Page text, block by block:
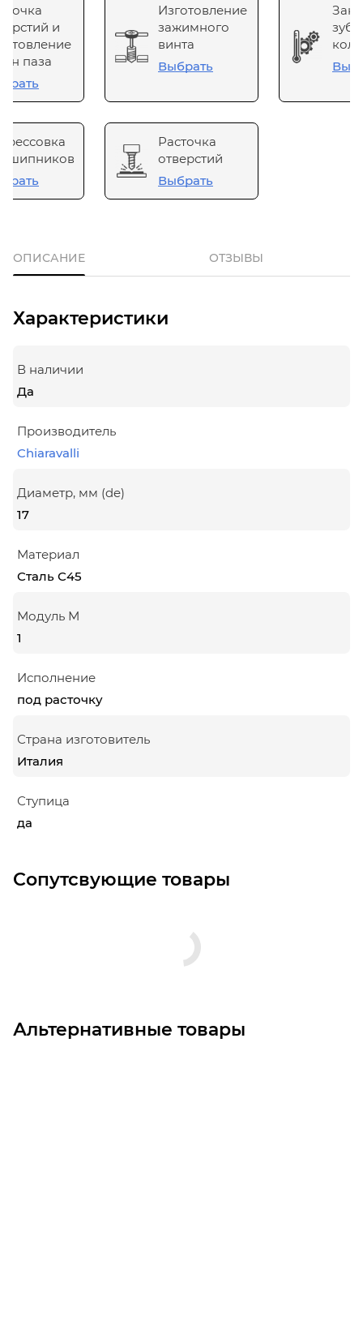
и
паза
Изготовление
зажимного
винта
Выбрать
Расточка
отверстий
Выбрать
ОПИСАНИЕ ОТЗЫВЫ
Характеристики
В наличии
Да
Производитель
Chiaravalli
Диаметр, мм (de)
17
Материал
Сталь С45
Модуль М
1
Исполнение
под расточку
Страна изготовитель
Италия
Ступица
да
Сопутсвующие товары
Альтернативные товары